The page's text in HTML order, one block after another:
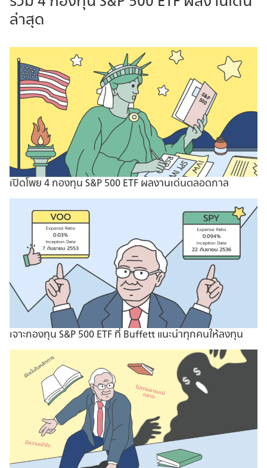
เปิดโพย 4 กองทุน S&P 500 ETF ผลงานเด่นตลอดกาล
เจาะกองทุน S&P 500 ETF ที่ Buffett แนะนำทุกคนให้ลงทุน
ล่าสุด